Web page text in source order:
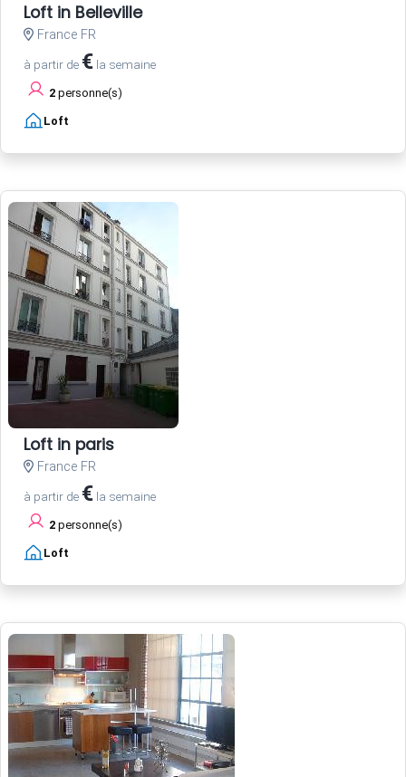
Loft in Belleville
France FR
à partir de € la semaine
2 personne(s)
Loft
Loft in paris
France FR
à partir de € la semaine
2 personne(s)
Loft